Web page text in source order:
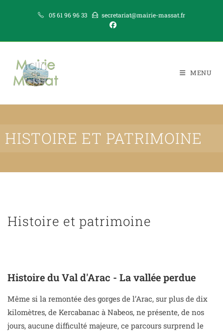
05 61 96 96 33 secretariat@mairie-massat.fr
MENU
HISTOIRE ET PATRIMOINE
Histoire et patrimoine
Histoire du Val d'Arac - La vallée perdue
Même si la remontée des gorges de l’Arac, sur plus de dix
kilomètres, de Kercabanac à Nabeos, ne présente, de nos
jours, aucune difficulté majeure, ce parcours surprend le